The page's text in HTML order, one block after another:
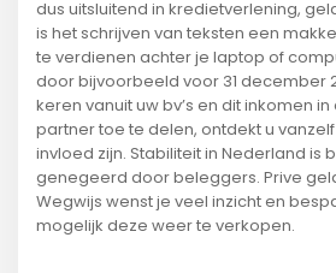
dus uitsluitend in kredietverlening,
is het schrijven van teksten een
te verdienen achter je laptop of
door bijvoorbeeld voor 31 december
keren vanuit uw bv’s en dit inkomen
partner toe te delen, ontdekt u
invloed zijn. Stabiliteit in Nederland is
genegeerd door beleggers. Prive
Wegwijs wenst je veel inzicht en
mogelijk deze weer te verkopen.